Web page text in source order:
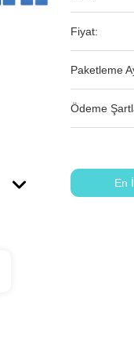
Fiyat:
Paketleme
Ödeme
En